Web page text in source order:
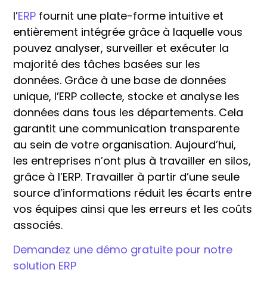
l’ERP fournit une plate-forme intuitive et
entièrement intégrée grâce à laquelle vous
pouvez analyser, surveiller et exécuter la
majorité des tâches basées sur les
données. Grâce à une base de données
unique, l’ERP collecte, stocke et analyse les
données dans tous les départements. Cela
garantit une communication transparente
au sein de votre organisation. Aujourd’hui,
les entreprises n’ont plus à travailler en silos,
grâce à l’ERP. Travailler à partir d’une seule
source d’informations réduit les écarts entre
vos équipes ainsi que les erreurs et les coûts
associés.
Demandez une démo gratuite pour notre
solution ERP